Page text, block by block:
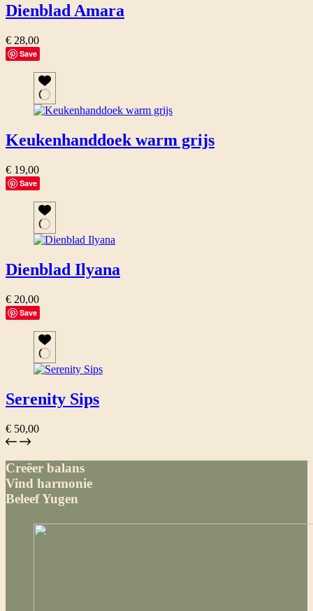
Dienblad Amara
€ 28,00
Save
Keukenhanddoek warm grijs
€ 19,00
Save
Dienblad Ilyana
€ 20,00
Save
Serenity Sips
€ 50,00
Creëer balans
Vind harmonie
Beleef Yugen